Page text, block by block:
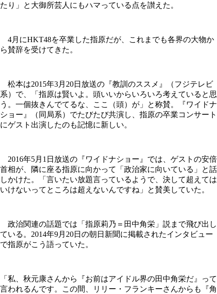
たり」と大御所芸人にもハマっている点を讃えた。
4月にHKT48を卒業した指原だが、これまでも各界の大物か
ら賛辞を受けてきた。
松本は2015年3月20日放送の『教訓のススメ』（フジテレビ
系）で、「指原は賢いよ。頭いいからいろいろ考えていると思
う。一個抜きんでてるな、ここ（頭）が」と称賛。『ワイドナ
ショー』（同局系）でたびたび共演し、指原の卒業コンサート
にゲスト出演したのも記憶に新しい。
2016年5月1日放送の『ワイドナショー』では、ゲストの安倍
首相が、隣に座る指原に向かって「政治家に向いている」と話
しかけた。「言いたい放題言っているようで、決して超えては
いけないってところは超えないんですね」と賛美していた。
政治関連の話題では「指原莉乃＝田中角栄」説まで飛び出し
ている。2014年9月20日の朝日新聞に掲載されたインタビュー
で指原がこう語っていた。
「私、秋元康さんから『お前はアイドル界の田中角栄だ』って
言われるんです。この間、リリー・フランキーさんからも『角